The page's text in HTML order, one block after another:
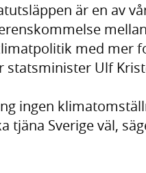
är en av
med mer
statsminister Ulf
ingen
tjäna Sverige väl,